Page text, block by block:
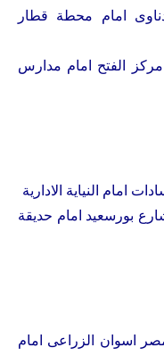
امام محطة قطار
الفتح امام مدارس
امام النياية الادارية
فرع شارع بورسعيد :901 شارع بورسعيد امام حديقة
اسوان الزراعى امام